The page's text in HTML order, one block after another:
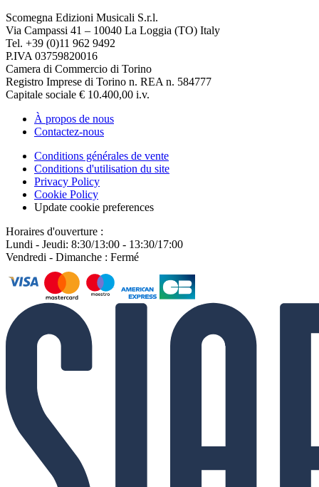
Scomegna Edizioni Musicali S.r.l.
Via Campassi 41 – 10040 La Loggia (TO) Italy
Tel. +39 (0)11 962 9492
P.IVA 03759820016
Camera di Commercio di Torino
Registro Imprese di Torino n. REA n. 584777
Capitale sociale € 10.400,00 i.v.
À propos de nous
Contactez-nous
Conditions générales de vente
Conditions d'utilisation du site
Privacy Policy
Cookie Policy
Update cookie preferences
Horaires d'ouverture :
Lundi - Jeudi: 8:30/13:00 - 13:30/17:00
Vendredi - Dimanche : Fermé